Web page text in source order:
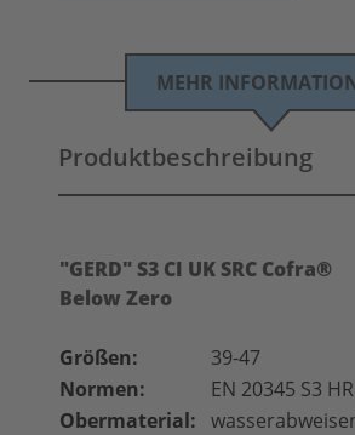
MEHR
Produktbeschreibung
"GERD" S3 CI UK SRC Cofra®
Below Zero
Größen:
39-47
Normen:
EN 20345 S3
Obermaterial: